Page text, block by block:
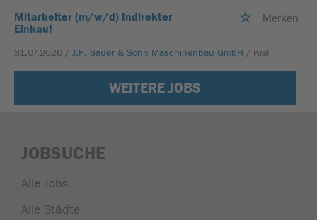
Mitarbeiter (m/w/d) Indirekter
Einkauf
Merken
31.07.2026 / J.P. Sauer & Sohn Maschinenbau GmbH / Kiel
WEITERE JOBS
JOBSUCHE
Alle Jobs
Alle Städte